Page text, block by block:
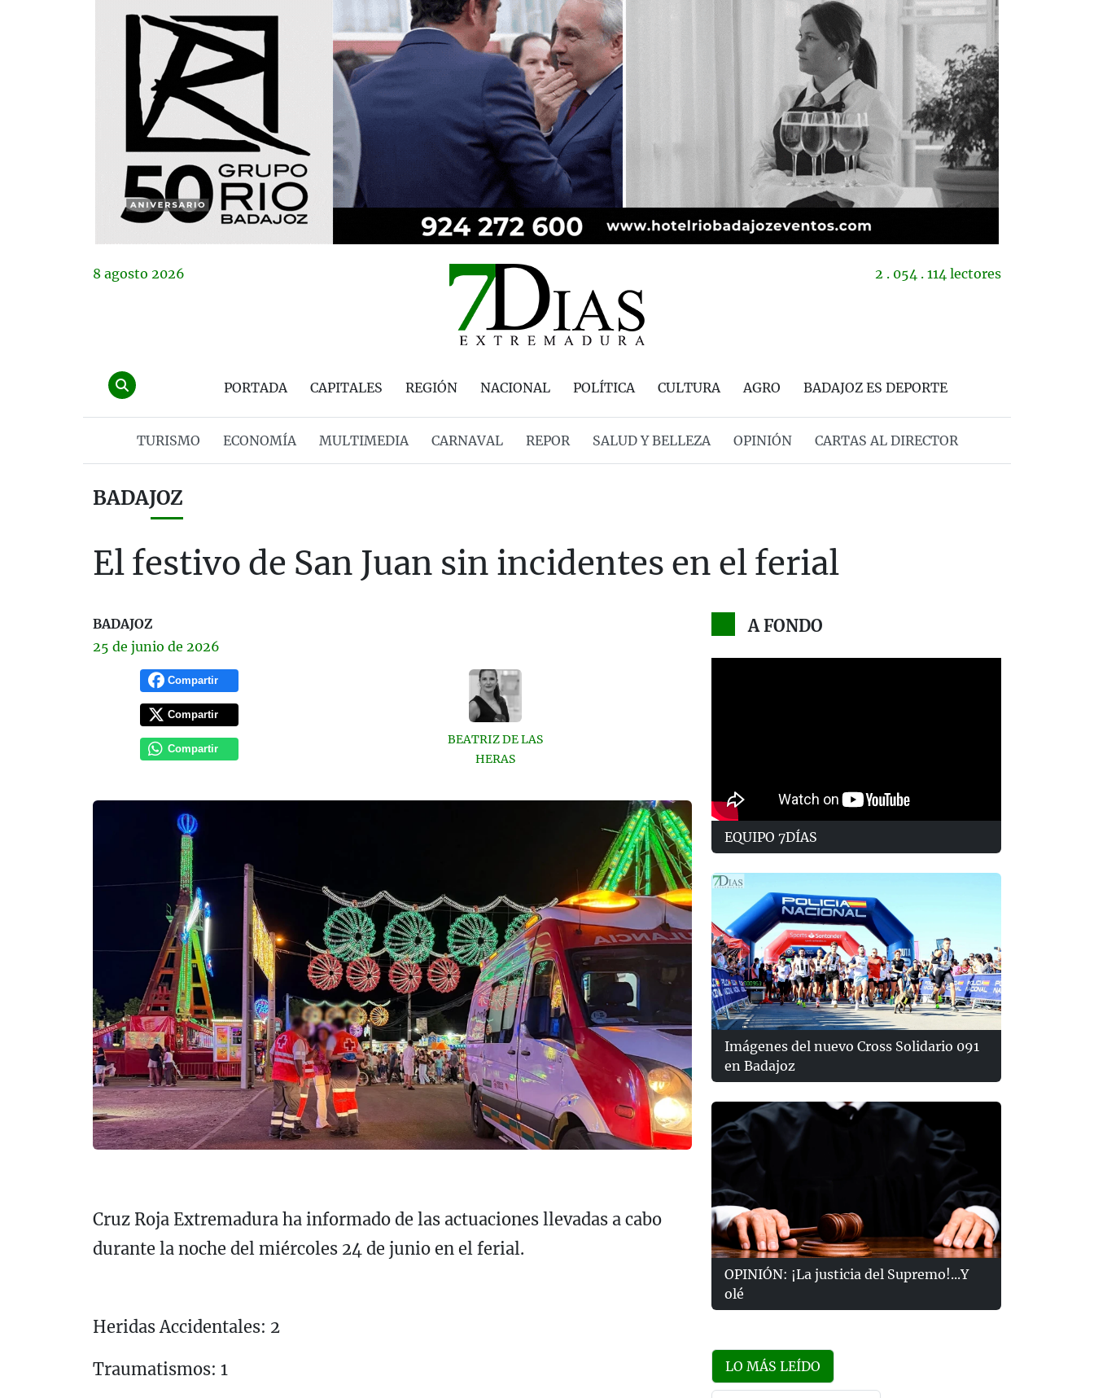
8 agosto 2026 2 . 054 . 114 lectores
PORTADA CAPITALES REGIÓN NACIONAL POLÍTICA CULTURA AGRO BADAJOZ ES DEPORTE
TURISMO ECONOMÍA MULTIMEDIA CARNAVAL REPOR SALUD Y BELLEZA OPINIÓN CARTAS AL DIRECTOR
BADAJOZ
El festivo de San Juan sin incidentes en el ferial
BADAJOZ
25 de junio de 2026
Compartir
Compartir
Compartir
BEATRIZ DE LAS
HERAS
Cruz Roja Extremadura ha informado de las actuaciones llevadas a cabo
durante la noche del miércoles 24 de junio en el ferial.
Heridas Accidentales: 2
Traumatismos: 1
A FONDO
EQUIPO 7DÍAS
Imágenes del nuevo Cross Solidario 091
en Badajoz
OPINIÓN: ¡La justicia del Supremo!...Y
olé
LO MÁS LEÍDO